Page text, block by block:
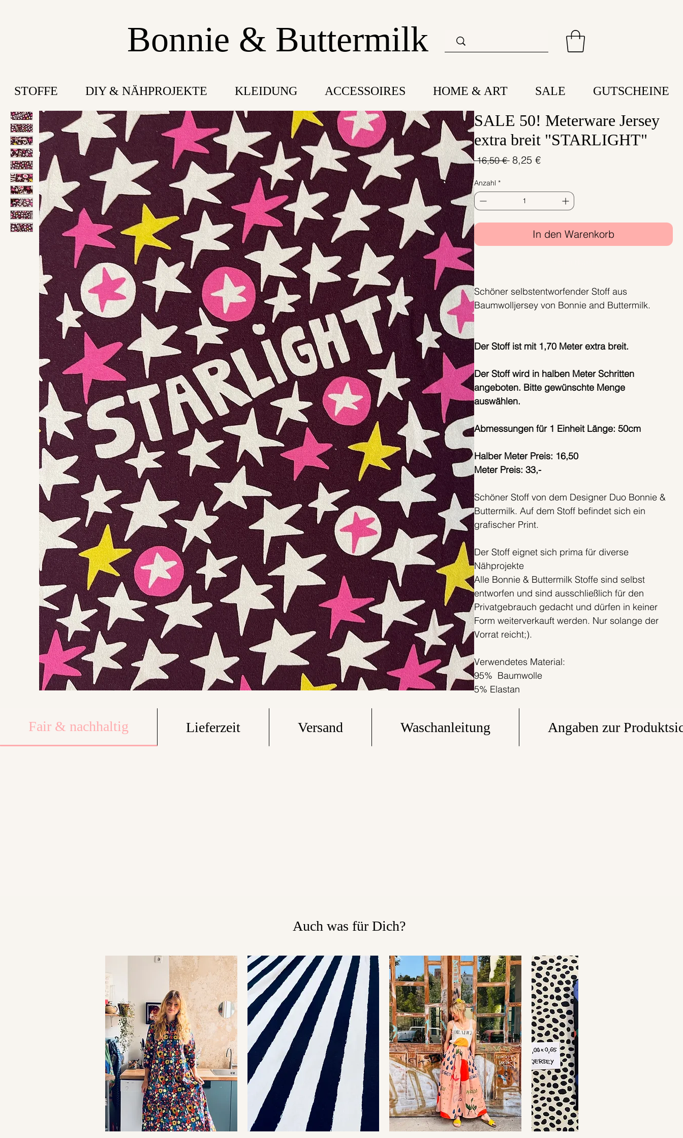
Bonnie & Buttermilk
STOFFE DIY & NÄHPROJEKTE KLEIDUNG ACCESSOIRES HOME & ART SALE GUTSCHEINE
SALE 50! Meterware Jersey
extra breit "STARLIGHT"
16,50 € Standardpreis
8,25 €Sale-
Anzahl *
In den Warenkorb
Schöner selbstentworfender Stoff aus
Baumwolljersey von Bonnie and Buttermilk.
Der Stoff ist mit 1,70 Meter extra breit.
Der Stoff wird in halben Meter Schritten
angeboten. Bitte gewünschte Menge
auswählen.
Abmessungen für 1 Einheit Länge: 50cm
Halber Meter Preis: 16,50
Meter Preis: 33,-
Schöner Stoff von dem Designer Duo Bonnie &
Buttermilk. Auf dem Stoff befindet sich ein
grafischer Print.
Der Stoff eignet sich prima für diverse
Nähprojekte
Alle Bonnie & Buttermilk Stoffe sind selbst
entworfen und sind ausschließlich für den
Privatgebrauch gedacht und dürfen in keiner
Form weiterverkauft werden. Nur solange der
Vorrat reicht;).
Verwendetes Material:
95% Baumwolle
5% Elastan
Alle Bonnie & Buttermilk-Produkte werden
Fair & nachhaltig Lieferzeit Versand Waschanleitung Angaben zur
Auch was für Dich?